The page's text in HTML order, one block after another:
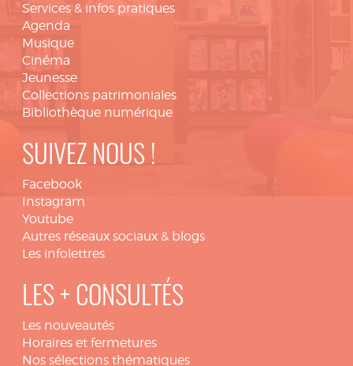
Services & infos pratiques
Agenda
Musique
Cinéma
Jeunesse
Collections patrimoniales
Bibliothèque numérique
SUIVEZ NOUS !
Facebook
Instagram
Youtube
Autres réseaux sociaux & blogs
Les infolettres
LES + CONSULTÉS
Les nouveautés
Horaires et fermetures
Nos sélections thématiques